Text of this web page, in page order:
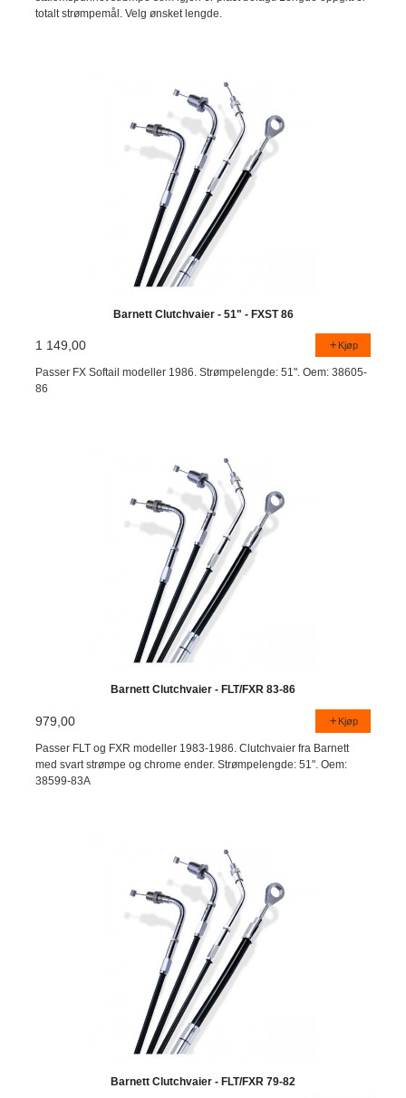
totalt strømpemål. Velg ønsket lengde.
Barnett Clutchvaier - 51" - FXST 86
1 149,00 Kjøp
Passer FX Softail modeller 1986. Strømpelengde: 51". Oem: 38605-
86
Barnett Clutchvaier - FLT/FXR 83-86
979,00 Kjøp
Passer FLT og FXR modeller 1983-1986. Clutchvaier fra Barnett
med svart strømpe og chrome ender. Strømpelengde: 51". Oem:
38599-83A
Barnett Clutchvaier - FLT/FXR 79-82